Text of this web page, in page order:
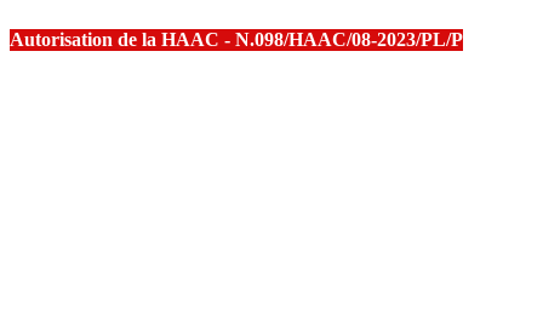
Autorisation de la HAAC - N.098/HAAC/08-2023/PL/P